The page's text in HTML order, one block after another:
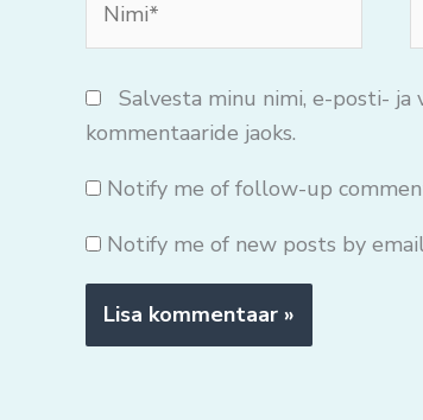
Salvesta minu nimi, e-posti- ja
kommentaaride jaoks.
Notify me of follow-up
Notify me of new posts by